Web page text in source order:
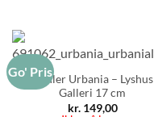
Go' Pris
Kähler Urbania – Lyshus
Galleri 17 cm
kr.149,00